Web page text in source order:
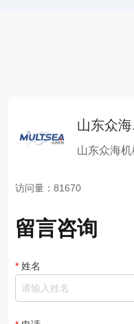
山东众
山东众海机
访问量：81670
留言咨询
* 姓名